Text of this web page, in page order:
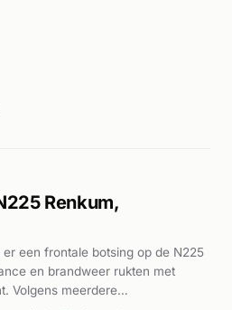
Renkum,
een frontale botsing op de N225
en brandweer rukten met
Volgens meerdere